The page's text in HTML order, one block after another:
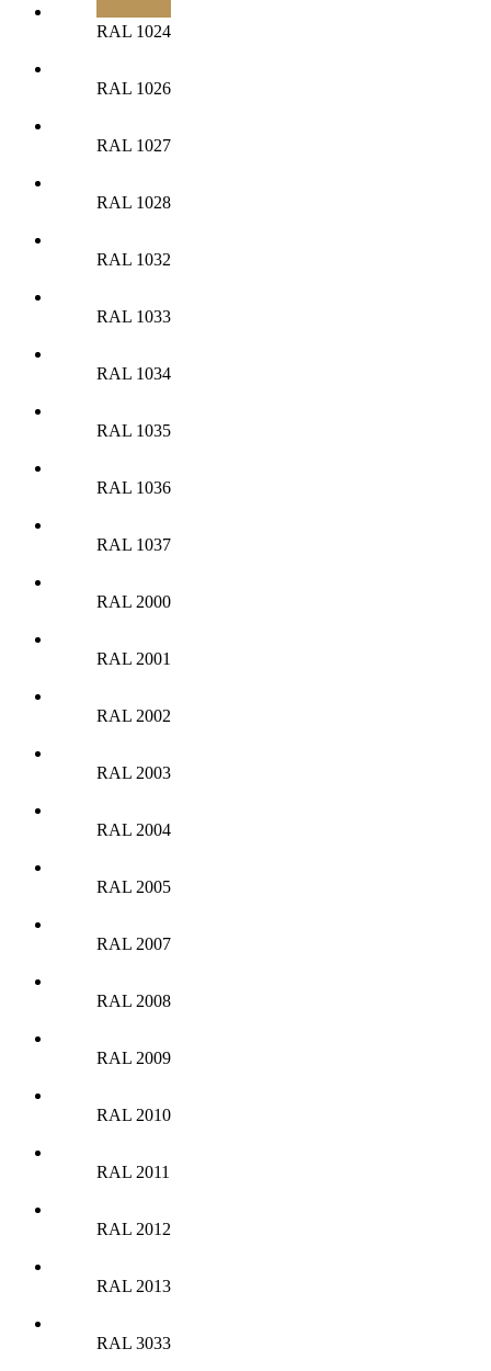
RAL 1024
RAL 1026
RAL 1027
RAL 1028
RAL 1032
RAL 1033
RAL 1034
RAL 1035
RAL 1036
RAL 1037
RAL 2000
RAL 2001
RAL 2002
RAL 2003
RAL 2004
RAL 2005
RAL 2007
RAL 2008
RAL 2009
RAL 2010
RAL 2011
RAL 2012
RAL 2013
RAL 3033